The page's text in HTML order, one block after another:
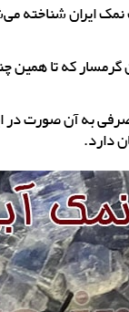
ایران شناخته
گرمسار که تا
به آن صورت در
دارد.